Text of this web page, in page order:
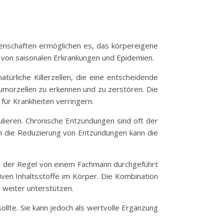
ermöglichen es, das körpereigene
saisonalen Erkrankungen und Epidemien.
Killerzellen, die eine entscheidende
zu erkennen und zu zerstören. Die
Krankheiten verringern.
Chronische Entzündungen sind oft der
Reduzierung von Entzündungen kann die
Regel von einem Fachmann durchgeführt
Inhaltsstoffe im Körper. Die Kombination
weiter unterstützen.
Sie kann jedoch als wertvolle Ergänzung